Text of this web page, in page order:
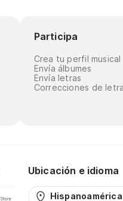
Participa
Crea tu perfil musical
Envía álbumes
Envía letras
Correcciones de
Ubicación e idioma
Hispanoamérica